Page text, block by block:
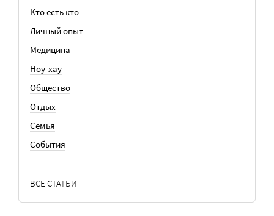
Кто есть кто
Личный опыт
Медицина
Ноу-хау
Общество
Отдых
Семья
События
ВСЕ СТАТЬИ